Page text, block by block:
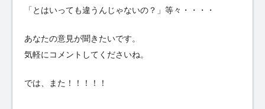
「とはいっても違うんじゃないの？」等々・・・・
あなたの意見が聞きたいです。
気軽にコメントしてくださいね。
では、また！！！！！